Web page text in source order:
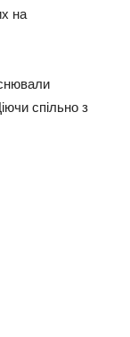
на
спільно з